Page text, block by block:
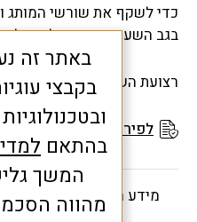
כדי לשקף את שורשי המותג
בגב השעון חריטה של האולר
רצועת השעון כוללת סגירה
לפירוט תנאי האחריות
מידע חשוב
באתר זה
בהתאם
המשך
מהווה